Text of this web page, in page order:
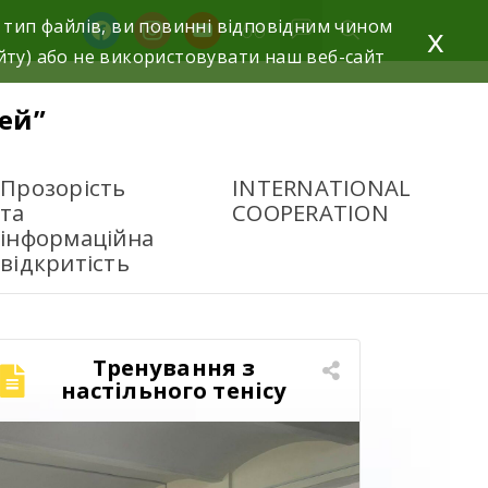
Прозорість
та
інформаційна
відкритість
INTERNATIONAL
COOPERATION
Тренування з
настільного тенісу
файлів, ви повинні відповідним чином
або не використовувати наш веб-сайт
x